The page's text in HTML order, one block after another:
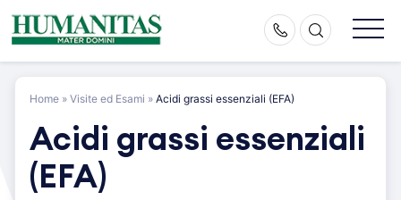
Skip
to
Home » Visite ed Esami » Acidi grassi essenziali (EFA)
Acidi grassi essenziali
(EFA)